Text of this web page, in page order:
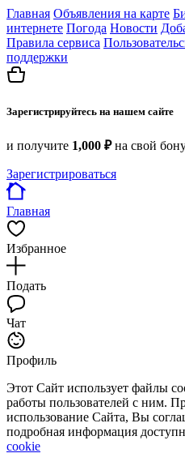
Главная Объявления на карте
интернете Погода Новости
Правила сервиса
поддержки
Зарегистрируйтесь на нашем сайте
и получите 1,000 ₽на свой
Зарегистрироваться
Главная
Избранное
Подать
Чат
Профиль
Этот Сайт использует файлы
работы пользователей с ним.
использование Сайта, Вы
подробная информация
cookie